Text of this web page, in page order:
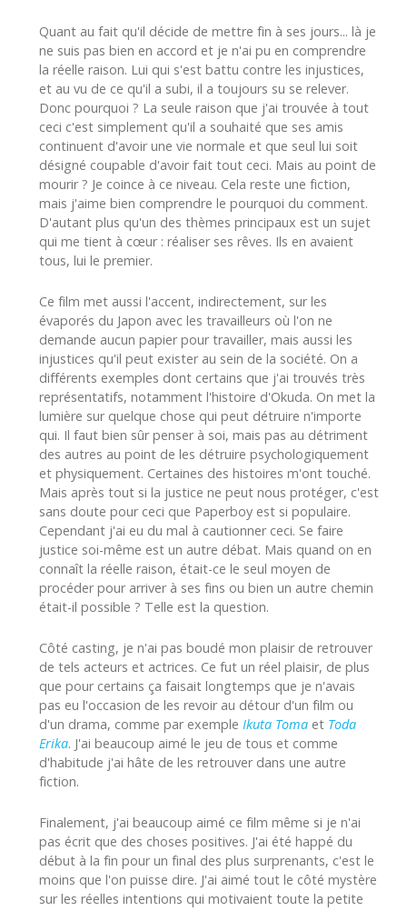
Quant au fait qu'il décide de mettre fin à ses jours... là je
ne suis pas bien en accord et je n'ai pu en comprendre
la réelle raison. Lui qui s'est battu contre les injustices,
et au vu de ce qu'il a subi, il a toujours su se relever.
Donc pourquoi ? La seule raison que j'ai trouvée à tout
ceci c'est simplement qu'il a souhaité que ses amis
continuent d'avoir une vie normale et que seul lui soit
désigné coupable d'avoir fait tout ceci. Mais au point de
mourir ? Je coince à ce niveau. Cela reste une fiction,
mais j'aime bien comprendre le pourquoi du comment.
D'autant plus qu'un des thèmes principaux est un sujet
qui me tient à cœur : réaliser ses rêves. Ils en avaient
tous, lui le premier.
Ce film met aussi l'accent, indirectement, sur les
évaporés du Japon avec les travailleurs où l'on ne
demande aucun papier pour travailler, mais aussi les
injustices qu'il peut exister au sein de la société. On a
différents exemples dont certains que j'ai trouvés très
représentatifs, notamment l'histoire d'Okuda. On met la
lumière sur quelque chose qui peut détruire n'importe
qui. Il faut bien sûr penser à soi, mais pas au détriment
des autres au point de les détruire psychologiquement
et physiquement. Certaines des histoires m'ont touché.
Mais après tout si la justice ne peut nous protéger, c'est
sans doute pour ceci que Paperboy est si populaire.
Cependant j'ai eu du mal à cautionner ceci. Se faire
justice soi-même est un autre débat. Mais quand on en
connaît la réelle raison, était-ce le seul moyen de
procéder pour arriver à ses fins ou bien un autre chemin
était-il possible ? Telle est la question.
Côté casting, je n'ai pas boudé mon plaisir de retrouver
de tels acteurs et actrices. Ce fut un réel plaisir, de plus
que pour certains ça faisait longtemps que je n'avais
pas eu l'occasion de les revoir au détour d'un film ou
d'un drama, comme par exemple Ikuta Toma et Toda
Erika. J'ai beaucoup aimé le jeu de tous et comme
d'habitude j'ai hâte de les retrouver dans une autre
fiction.
Finalement, j'ai beaucoup aimé ce film même si je n'ai
pas écrit que des choses positives. J'ai été happé du
début à la fin pour un final des plus surprenants, c'est le
moins que l'on puisse dire. J'ai aimé tout le côté mystère
sur les réelles intentions qui motivaient toute la petite